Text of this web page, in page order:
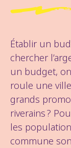
Établir un
chercher
un budget,
roule une
grands
riverains ?
les
commune